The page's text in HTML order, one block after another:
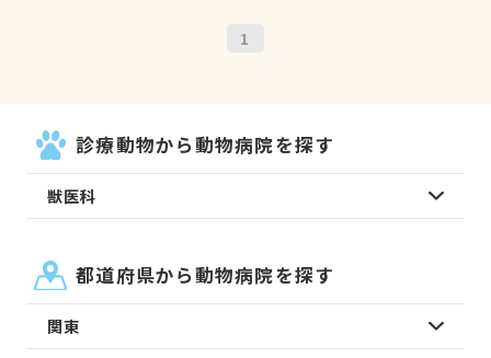
1
診療動物から動物病院を探す
獣医科
都道府県から動物病院を探す
関東